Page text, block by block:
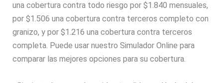
una cobertura contra todo riesgo por $1.840 mensuales,
por $1.506 una cobertura contra terceros completo con
granizo, y por $1.216 una cobertura contra terceros
completa. Puede usar nuestro Simulador Online para
comparar las mejores opciones para su cobertura.